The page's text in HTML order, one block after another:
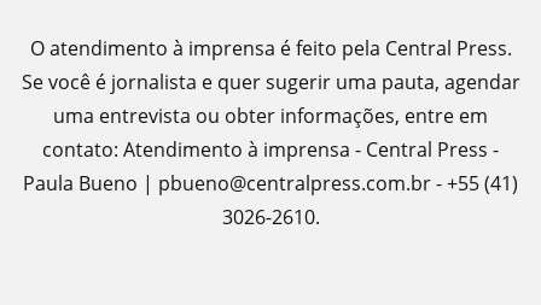
O atendimento à imprensa é feito pela Central Press.
Se você é jornalista e quer sugerir uma pauta, agendar
uma entrevista ou obter informações, entre em
contato: Atendimento à imprensa - Central Press -
Paula Bueno | pbueno@centralpress.com.br - +55 (41)
3026-2610.